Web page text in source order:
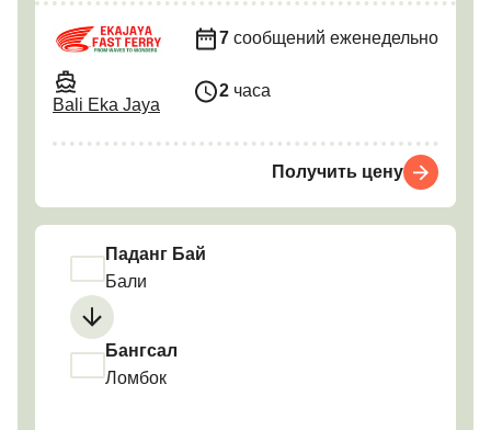
Bali Eka Jaya
7 сообщений еженедельно
2 часа
Получить цену
Паданг Бай
Бали
Бангсал
Ломбок